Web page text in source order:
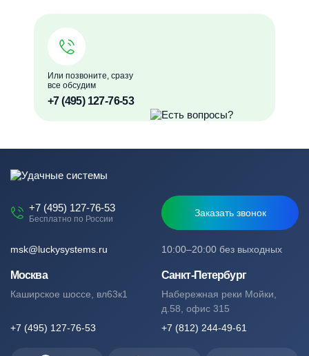
Или позвоните, сразу
все обсудим
+7 (495) 127-76-53
+7 (495) 127-76-53
Бесплатно по России
Заказать звонок
10:00–20:00 без выходных
msk@luckysystems.ru
Москва
Каширское шоссе, вл63к1
+7 (495) 127-76-53
Санкт-Петербург
Набережная реки Мойки,
д.58, офис 315
+7 (812) 244-49-61